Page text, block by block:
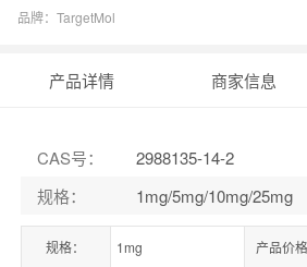
品牌： TargetMol
产品详情 商家信息
CAS号：
2988135-14-2
规格： 1mg/5mg/10mg/25mg
规格： 1mg 产品价格